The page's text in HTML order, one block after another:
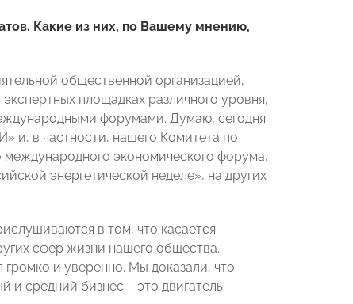
Какие из них, по Вашему мнению,
общественной организацией,
площадках различного уровня,
форумами. Думаю, сегодня
и, в частности, нашего Комитета по
международного экономического форума,
энергетической неделе», на других
в том, что касается
сфер жизни нашего общества.
и уверенно. Мы доказали, что
средний бизнес – это двигатель